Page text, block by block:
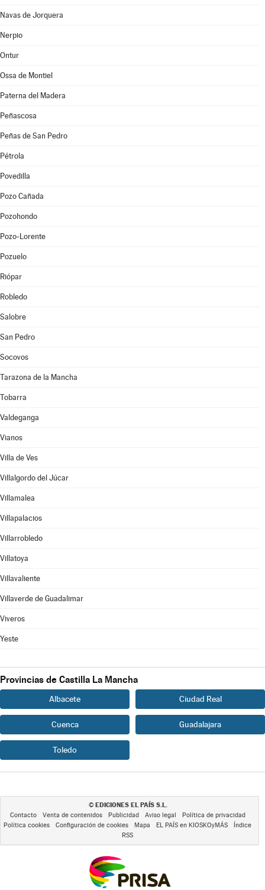
Navas de Jorquera
Nerpio
Ontur
Ossa de Montiel
Paterna del Madera
Peñascosa
Peñas de San Pedro
Pétrola
Povedilla
Pozo Cañada
Pozohondo
Pozo-Lorente
Pozuelo
Riópar
Robledo
Salobre
San Pedro
Socovos
Tarazona de la Mancha
Tobarra
Valdeganga
Vianos
Villa de Ves
Villalgordo del Júcar
Villamalea
Villapalacios
Villarrobledo
Villatoya
Villavaliente
Villaverde de Guadalimar
Viveros
Yeste
Provincias de Castilla La Mancha
Albacete Ciudad Real
Cuenca Guadalajara
Toledo
© EDICIONES EL PAÍS S.L.
Contacto Venta de contenidos Publicidad Aviso legal
Política de privacidad
Política cookies
Configuración de cookies Mapa EL PAÍS en KIOSKOyMÁS
Índice
RSS